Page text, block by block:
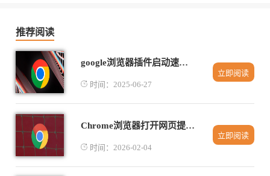
推荐阅读
google浏览器插件启动速度提升方法
时间：2025-06-27
立即阅读
Chrome浏览器打开网页提示数据错误该怎么排查
时间：2026-02-04
立即阅读